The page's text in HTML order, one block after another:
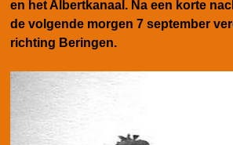
en het Albertkanaal. Na een korte
de volgende morgen 7 september
richting Beringen.